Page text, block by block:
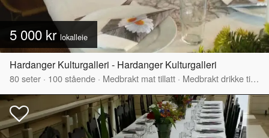
5 000 krlokalleie
Hardanger Kulturgalleri - Hardanger Kulturgalleri
80seter · 100stående · Medbrakt mat tillatt · Medbrakt drikke tillatt